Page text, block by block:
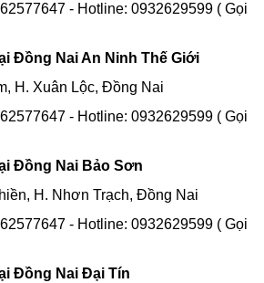
- Hotline: 0932629599 ( Gọi
Đồng Nai An Ninh Thế Giới
H. Xuân Lộc, Đồng Nai
- Hotline: 0932629599 ( Gọi
Đồng Nai Bảo Sơn
H. Nhơn Trạch, Đồng Nai
- Hotline: 0932629599 ( Gọi
Đồng Nai Đại Tín